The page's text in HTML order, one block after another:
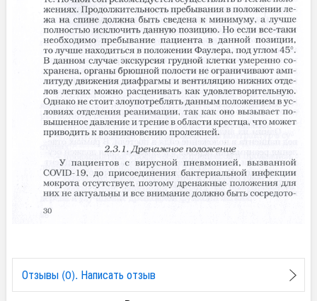
Отзывы (0). Написать отзыв